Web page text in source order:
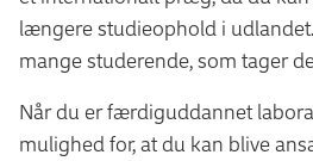
længere studieophold i
mange studerende, som tager
Når du er færdiguddannet
mulighed for, at du kan blive